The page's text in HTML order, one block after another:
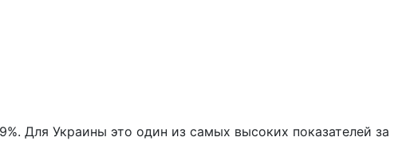
Для Украины это один из самых высоких показателей за